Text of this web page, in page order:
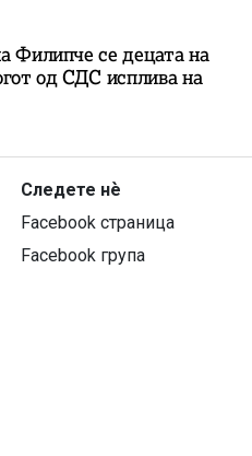
Филипче се децата на
од СДС исплива на
Следете нѐ
Facebook страница
Facebook група